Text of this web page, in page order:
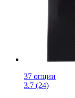
37 опции
3.7 (24)